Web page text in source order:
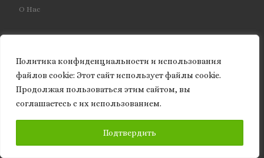
Политика конфиденциальности и использования
файлов сookie: Этот сайт использует файлы cookie.
Продолжая пользоваться этим сайтом, вы
соглашаетесь с их использованием.
Подтвердить
О Нас
Свежие записи
НЕЗАВЕРШЁННАЯ ФОРМУЛА ВЫГОТСКОГО
ЧЕЛОВЕК У РУБИЛЬНИКА. Техноутопия Илона Маска и
цена перехода в машинное будущее
АВТОРСКАЯ НАУКА КАК ИСТОРИЧЕСКАЯ ФОРМА
ПРОИЗВОДСТВА ЗНАНИЯ И ИНСТИТУЦИОНАЛЬНАЯ